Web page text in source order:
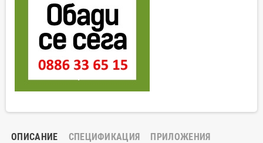
ОПИСАНИЕ СПЕЦИФИКАЦИЯ ПРИЛОЖЕНИЯ